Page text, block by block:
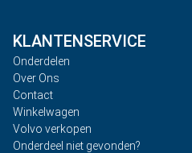
KLANTENSERVICE
Onderdelen
Over Ons
Contact
Winkelwagen
Volvo verkopen
Onderdeel niet gevonden?